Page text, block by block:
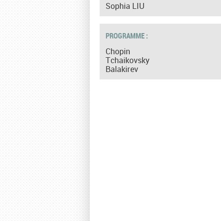
Sophia LIU
PROGRAMME :
Chopin
Tchaikovsky
Balakirev